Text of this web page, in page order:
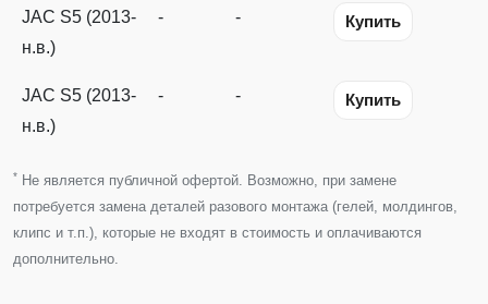
JAC S5 (2013-
н.в.)
- - Купить
JAC S5 (2013-
н.в.)
- - Купить
* Не является публичной офертой. Возможно, при замене
потребуется замена деталей разового монтажа (гелей, молдингов,
клипс и т.п.), которые не входят в стоимость и оплачиваются
дополнительно.